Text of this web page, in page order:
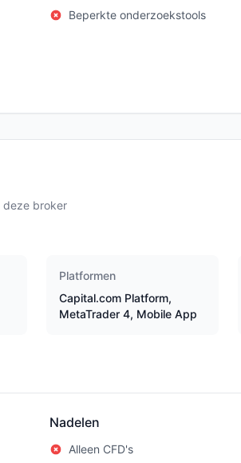
Beperkte onderzoekstools
deze broker
Platformen
Capital.com Platform,
MetaTrader 4, Mobile App
Nadelen
Alleen CFD's